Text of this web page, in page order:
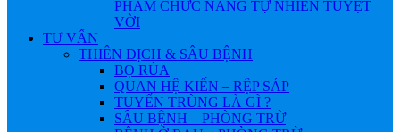
PHẨM CHỨC NĂNG TỰ NHIÊN TUYỆT
VỜI
TƯ VẤN
THIÊN ĐỊCH & SÂU BỆNH
BỌ RÙA
QUAN HỆ KIẾN – RỆP SÁP
TUYẾN TRÙNG LÀ GÌ ?
SÂU BỆNH – PHÒNG TRỪ